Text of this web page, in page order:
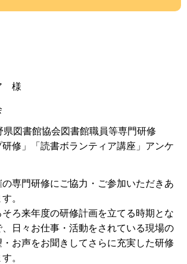
様
図書館協会図書館職員等専門研修
研修」「読書ボランティア講座」アンケ
の専門研修にご協力・ご参加いただきあ
。
ろ来年度の研修計画を立てる時期とな
、日々お仕事・活動をされている現場の
お声をお聞きしてさらに充実した研修
。